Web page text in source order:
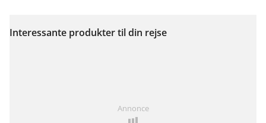
Se på kort
Interessante produkter til din rejse
Annonce